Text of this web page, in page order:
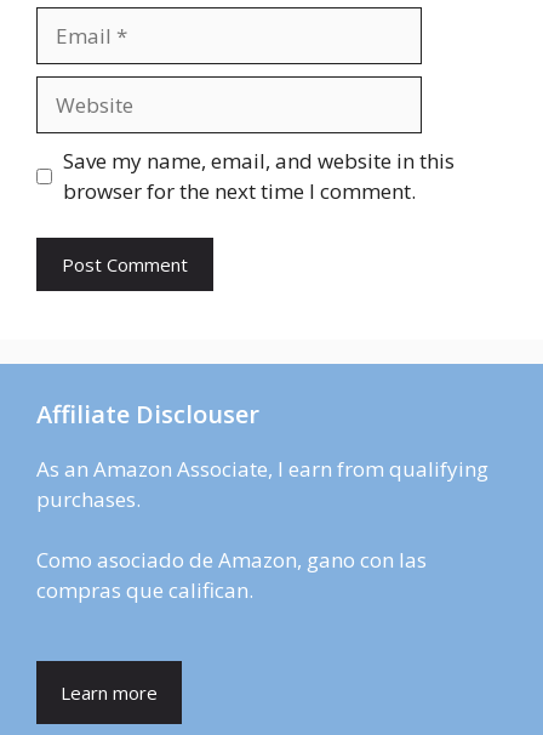
Save my name, email, and website in this
browser for the next time I comment.
Affiliate Disclouser
As an Amazon Associate, I earn from qualifying
purchases.
Como asociado de Amazon, gano con las
compras que califican.
Learn more